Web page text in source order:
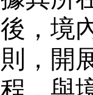
後，境
則，開